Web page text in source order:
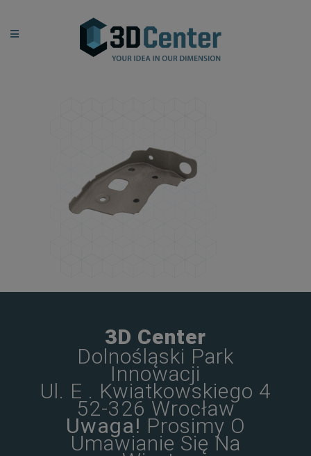
3D Center
Dolnośląski Park
Innowacji
Ul. E . Kwiatkowskiego 4
52-326 Wrocław
Uwaga! Prosimy O
Umawianie Się Na